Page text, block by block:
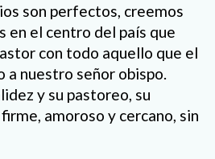
son perfectos, creemos
en el centro del país que
con todo aquello que el
a nuestro señor obispo.
y su pastoreo, su
amoroso y cercano, sin